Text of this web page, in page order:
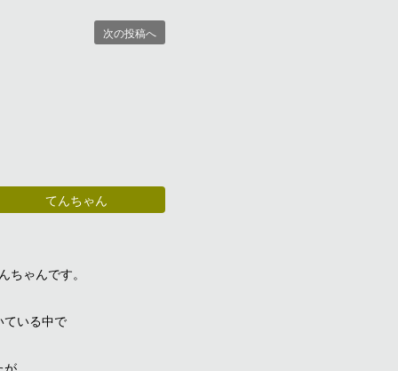
次の投稿へ
てんちゃん
ゃんです。
ている中で
、